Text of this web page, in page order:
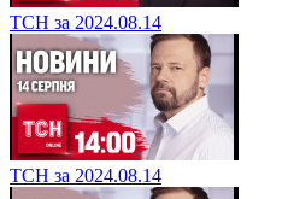
ТСН за 2024.08.14
ТСН за 2024.08.14